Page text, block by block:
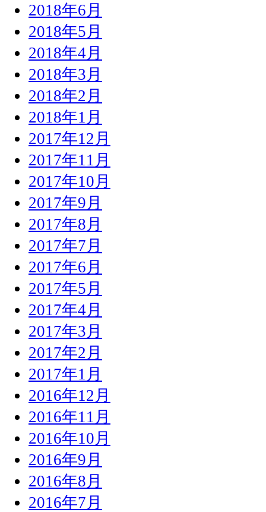
2018年6月
2018年5月
2018年4月
2018年3月
2018年2月
2018年1月
2017年12月
2017年11月
2017年10月
2017年9月
2017年8月
2017年7月
2017年6月
2017年5月
2017年4月
2017年3月
2017年2月
2017年1月
2016年12月
2016年11月
2016年10月
2016年9月
2016年8月
2016年7月